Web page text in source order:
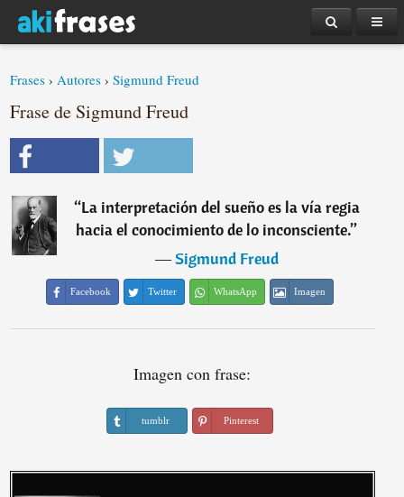
Frases ›Autores ›Sigmund Freud
Frase de Sigmund Freud
“La interpretación del sueño es la vía regia
hacia el conocimiento de lo inconsciente.”
―Sigmund Freud
Facebook Twitter WhatsApp Imagen
Imagen con frase:
tumblr Pinterest